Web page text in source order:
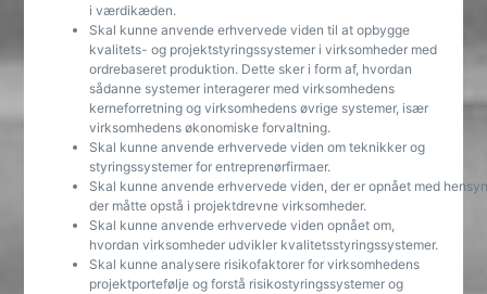
i værdikæden.
Skal kunne anvende erhvervede viden til at opbygge
kvalitets- og projektstyringssystemer i virksomheder med
ordrebaseret produktion. Dette sker i form af, hvordan
sådanne systemer interagerer med virksomhedens
kerneforretning og virksomhedens øvrige systemer, især
virksomhedens økonomiske forvaltning.
Skal kunne anvende erhvervede viden om teknikker og
styringssystemer for entreprenørfirmaer.
Skal kunne anvende erhvervede viden, der er opnået med
der måtte opstå i projektdrevne virksomheder.
Skal kunne anvende erhvervede viden opnået om,
hvordan virksomheder udvikler kvalitetsstyringssystemer.
Skal kunne analysere risikofaktorer for virksomhedens
projektportefølje og forstå risikostyringssystemer og